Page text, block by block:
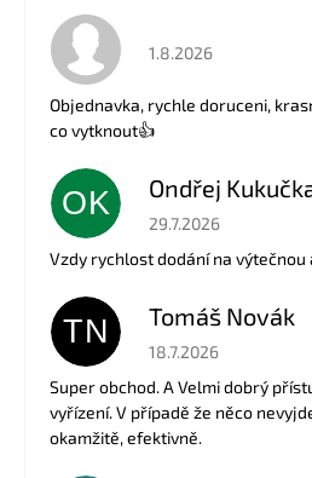
Hodnocení obchodu
1.8.2026
Objednavka, rychle doruceni,
co vytknout👍
OK Ondřej
Hodnocení obchodu
29.7.2026
Vzdy rychlost dodání na výtečnou
TN Tomáš Novák
Hodnocení obchodu
18.7.2026
Super obchod. A Velmi dobrý
vyřízení. V případě že něco
okamžitě, efektivně.